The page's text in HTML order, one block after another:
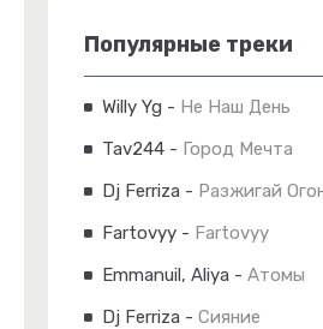
Популярные треки
Willy Yg - Не Наш День
Tav244 - Город Мечта
Dj Ferriza - Разжигай
Fartovyy - Fartovyy
Emmanuil, Aliya - Атомы
Dj Ferriza - Сияние